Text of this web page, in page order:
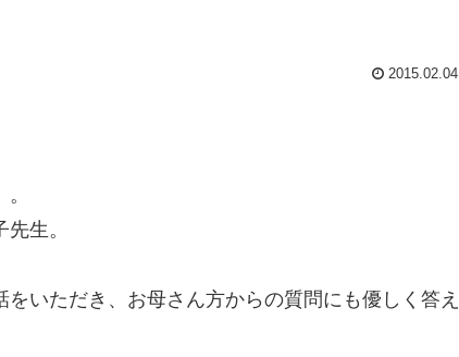
2015.02.04
生。
いただき、お母さん方からの質問にも優しく答え